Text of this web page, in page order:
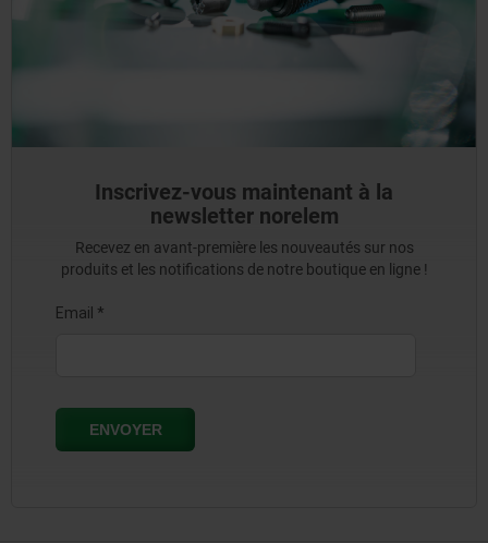
Inscrivez-vous maintenant à la
newsletter norelem
Recevez en avant-première les nouveautés sur nos
produits et les notifications de notre boutique en ligne !